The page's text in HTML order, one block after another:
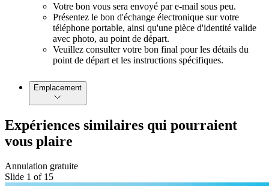
Votre bon vous sera envoyé par e-mail sous peu.
Présentez le bon d'échange électronique sur votre
téléphone portable, ainsi qu'une pièce d'identité valide
avec photo, au point de départ.
Veuillez consulter votre bon final pour les détails du
point de départ et les instructions spécifiques.
Emplacement
Expériences similaires qui pourraient
vous plaire
Annulation gratuite
Slide 1 of 15